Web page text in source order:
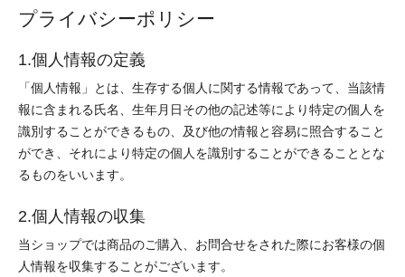
プライバシーポリシー
1.個人情報の定義
「個人情報」とは、生存する個人に関する情報であって、当該情
報に含まれる氏名、生年月日その他の記述等により特定の個人を
識別することができるもの、及び他の情報と容易に照合すること
ができ、それにより特定の個人を識別することができることとな
るものをいいます。
2.個人情報の収集
当ショップでは商品のご購入、お問合せをされた際にお客様の個
人情報を収集することがございます。